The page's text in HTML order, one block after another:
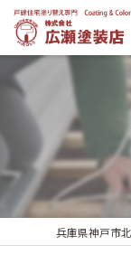
兵庫県神戸市